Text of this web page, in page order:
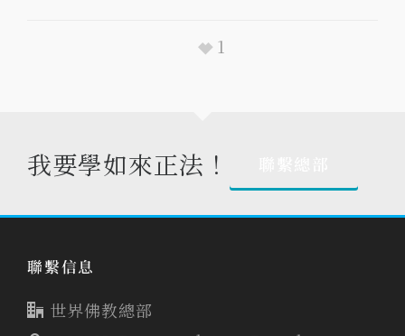
1
我要學如來正法！
聯繫信息
世界佛教總部